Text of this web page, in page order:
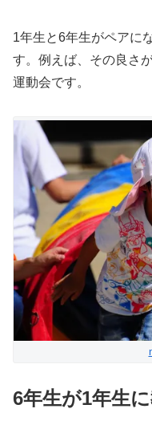
1年生と6年生がペアに
す。例えば、その良さ
運動会です。
6年生が1年生